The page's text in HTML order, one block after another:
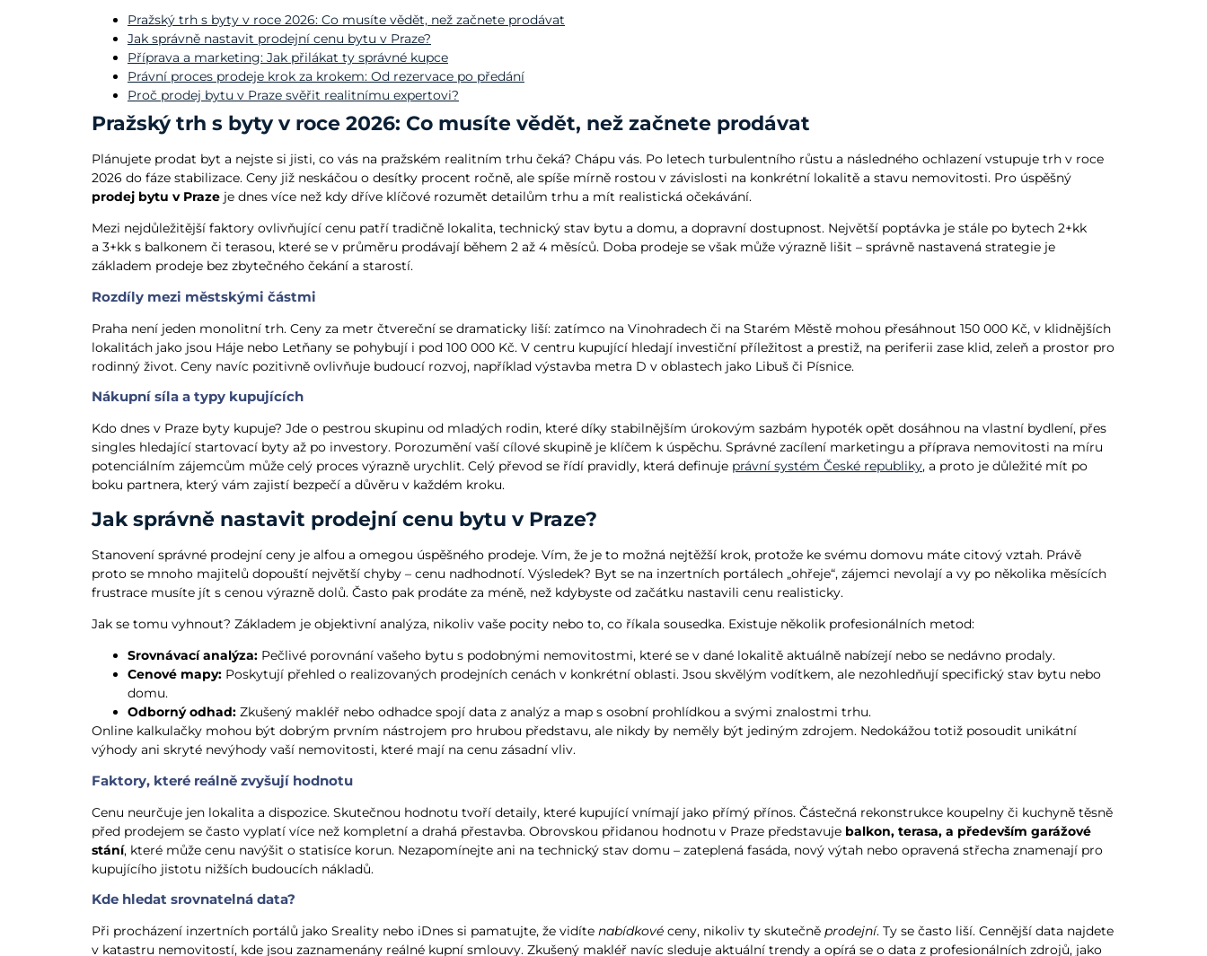
Pražský trh s byty v roce 2026: Co musíte vědět, než začnete prodávat
Jak správně nastavit prodejní cenu bytu v Praze?
Příprava a marketing: Jak přilákat ty správné kupce
Právní proces prodeje krok za krokem: Od rezervace po předání
Proč prodej bytu v Praze svěřit realitnímu expertovi?
Pražský trh s byty v roce 2026: Co musíte vědět, než začnete prodávat
Plánujete prodat byt a nejste si jisti, co vás na pražském realitním trhu čeká? Chápu vás. Po letech turbulentního růstu a následného ochlazení vstupuje trh v roce
2026 do fáze stabilizace. Ceny již neskáčou o desítky procent ročně, ale spíše mírně rostou v závislosti na konkrétní lokalitě a stavu nemovitosti. Pro úspěšný
prodej bytu v Praze je dnes více než kdy dříve klíčové rozumět detailům trhu a mít realistická očekávání.
Mezi nejdůležitější faktory ovlivňující cenu patří tradičně lokalita, technický stav bytu a domu, a dopravní dostupnost. Největší poptávka je stále po bytech 2+kk
a 3+kk s balkonem či terasou, které se v průměru prodávají během 2 až 4 měsíců. Doba prodeje se však může výrazně lišit – správně nastavená strategie je
základem prodeje bez zbytečného čekání a starostí.
Rozdíly mezi městskými částmi
Praha není jeden monolitní trh. Ceny za metr čtvereční se dramaticky liší: zatímco na Vinohradech či na Starém Městě mohou přesáhnout 150 000 Kč, v klidnějších
lokalitách jako jsou Háje nebo Letňany se pohybují i pod 100 000 Kč. V centru kupující hledají investiční příležitost a prestiž, na periferii zase klid, zeleň a prostor pro
rodinný život. Ceny navíc pozitivně ovlivňuje budoucí rozvoj, například výstavba metra D v oblastech jako Libuš či Písnice.
Nákupní síla a typy kupujících
Kdo dnes v Praze byty kupuje? Jde o pestrou skupinu od mladých rodin, které díky stabilnějším úrokovým sazbám hypoték opět dosáhnou na vlastní bydlení, přes
singles hledající startovací byty až po investory. Porozumění vaší cílové skupině je klíčem k úspěchu. Správné zacílení marketingu a příprava nemovitosti na míru
potenciálním zájemcům může celý proces výrazně urychlit. Celý převod se řídí pravidly, která definuje právní systém České republiky, a proto je důležité mít po
boku partnera, který vám zajistí bezpečí a důvěru v každém kroku.
Jak správně nastavit prodejní cenu bytu v Praze?
Stanovení správné prodejní ceny je alfou a omegou úspěšného prodeje. Vím, že je to možná nejtěžší krok, protože ke svému domovu máte citový vztah. Právě
proto se mnoho majitelů dopouští největší chyby – cenu nadhodnotí. Výsledek? Byt se na inzertních portálech „ohřeje“, zájemci nevolají a vy po několika měsících
frustrace musíte jít s cenou výrazně dolů. Často pak prodáte za méně, než kdybyste od začátku nastavili cenu realisticky.
Jak se tomu vyhnout? Základem je objektivní analýza, nikoliv vaše pocity nebo to, co říkala sousedka. Existuje několik profesionálních metod:
Srovnávací analýza: Pečlivé porovnání vašeho bytu s podobnými nemovitostmi, které se v dané lokalitě aktuálně nabízejí nebo se nedávno prodaly.
Cenové mapy: Poskytují přehled o realizovaných prodejních cenách v konkrétní oblasti. Jsou skvělým vodítkem, ale nezohledňují specifický stav bytu nebo
domu.
Odborný odhad: Zkušený makléř nebo odhadce spojí data z analýz a map s osobní prohlídkou a svými znalostmi trhu.
Online kalkulačky mohou být dobrým prvním nástrojem pro hrubou představu, ale nikdy by neměly být jediným zdrojem. Nedokážou totiž posoudit unikátní
výhody ani skryté nevýhody vaší nemovitosti, které mají na cenu zásadní vliv.
Faktory, které reálně zvyšují hodnotu
Cenu neurčuje jen lokalita a dispozice. Skutečnou hodnotu tvoří detaily, které kupující vnímají jako přímý přínos. Částečná rekonstrukce koupelny či kuchyně těsně
před prodejem se často vyplatí více než kompletní a drahá přestavba. Obrovskou přidanou hodnotu v Praze představuje balkon, terasa, a především garážové
stání, které může cenu navýšit o statisíce korun. Nezapomínejte ani na technický stav domu – zateplená fasáda, nový výtah nebo opravená střecha znamenají pro
kupujícího jistotu nižších budoucích nákladů.
Kde hledat srovnatelná data?
Při procházení inzertních portálů jako Sreality nebo iDnes si pamatujte, že vidíte nabídkové ceny, nikoliv ty skutečně prodejní. Ty se často liší. Cennější data najdete
v katastru nemovitostí, kde jsou zaznamenány reálné kupní smlouvy. Zkušený makléř navíc sleduje aktuální trendy a opírá se o data z profesionálních zdrojů, jako